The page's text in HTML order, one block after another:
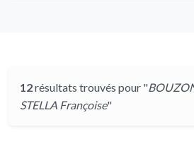
12résultats trouvés pour "
STELLA Françoise"